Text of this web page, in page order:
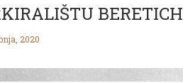
BERETICH
2020